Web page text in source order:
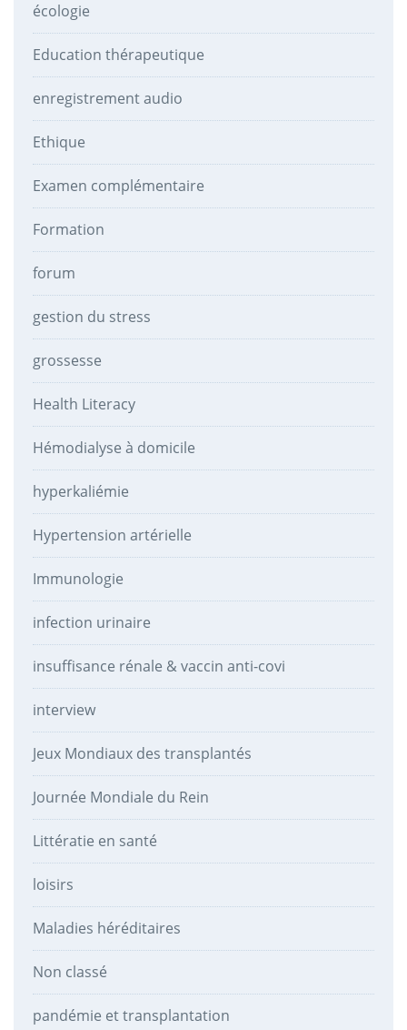
écologie
Education thérapeutique
enregistrement audio
Ethique
Examen complémentaire
Formation
forum
gestion du stress
grossesse
Health Literacy
Hémodialyse à domicile
hyperkaliémie
Hypertension artérielle
Immunologie
infection urinaire
insuffisance rénale & vaccin anti-covi
interview
Jeux Mondiaux des transplantés
Journée Mondiale du Rein
Littératie en santé
loisirs
Maladies héréditaires
Non classé
pandémie et transplantation